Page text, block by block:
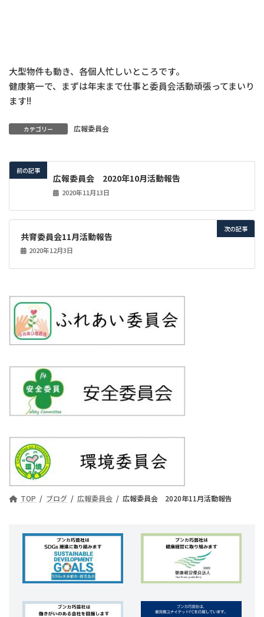
大型物件も動き、各個人忙しいところです。
健康第一で、まずは年末まで仕事と委員会活動頑張ってまいり
ます!!
カテゴリー 広報委員会
前の記事
広報委員会 2020年10月活動報告
2020年11月13日
次の記事
共育委員会11月活動報告
2020年12月3日
TOP ブログ 広報委員会 広報委員会 2020年11月活動報告